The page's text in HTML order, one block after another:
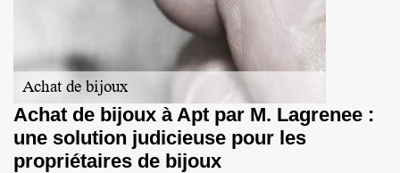
Achat de bijoux à Apt par M. Lagrenee :
une solution judicieuse pour les
propriétaires de bijoux